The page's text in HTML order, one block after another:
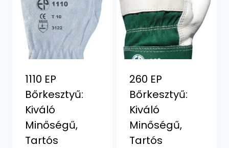
1110 EP
Bőrkesztyű:
Kiváló
Minőségű,
Tartós
260 EP
Bőrkesztyű:
Kiváló
Minőségű,
Tartós